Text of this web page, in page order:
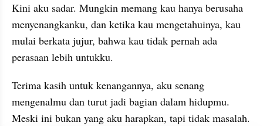
Kini aku sadar. Mungkin memang kau hanya berusaha
menyenangkanku, dan ketika kau mengetahuinya, kau
mulai berkata jujur, bahwa kau tidak pernah ada
perasaan lebih untukku.
Terima kasih untuk kenangannya, aku senang
mengenalmu dan turut jadi bagian dalam hidupmu.
Meski ini bukan yang aku harapkan, tapi tidak masalah.